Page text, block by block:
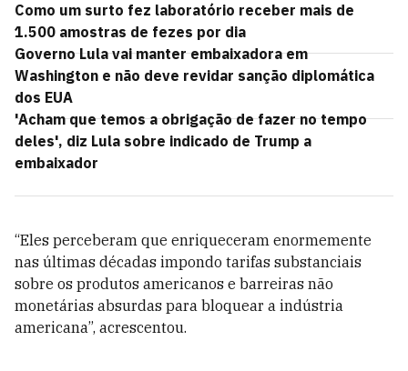
Como um surto fez laboratório receber mais de
1.500 amostras de fezes por dia
Governo Lula vai manter embaixadora em
Washington e não deve revidar sanção diplomática
dos EUA
'Acham que temos a obrigação de fazer no tempo
deles', diz Lula sobre indicado de Trump a
embaixador
“Eles perceberam que enriqueceram enormemente
nas últimas décadas impondo tarifas substanciais
sobre os produtos americanos e barreiras não
monetárias absurdas para bloquear a indústria
americana”, acrescentou.